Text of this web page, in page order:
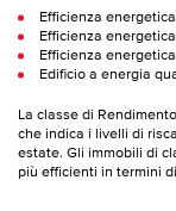
Efficienza
Efficienza
Efficienza
Edificio a energia
La classe di
che indica i livelli di
estate. Gli immobili di
più efficienti in termini